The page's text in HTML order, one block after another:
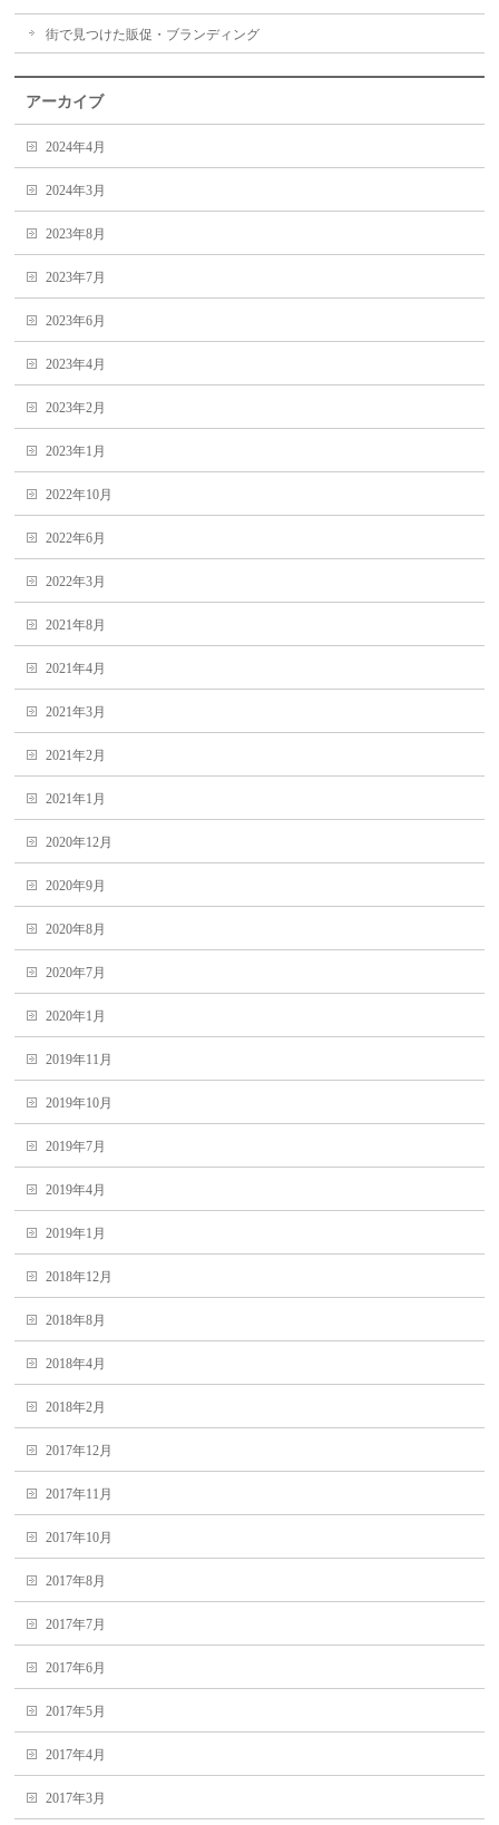
街で見つけた販促・ブランディング
アーカイブ
2024年4月
2024年3月
2023年8月
2023年7月
2023年6月
2023年4月
2023年2月
2023年1月
2022年10月
2022年6月
2022年3月
2021年8月
2021年4月
2021年3月
2021年2月
2021年1月
2020年12月
2020年9月
2020年8月
2020年7月
2020年1月
2019年11月
2019年10月
2019年7月
2019年4月
2019年1月
2018年12月
2018年8月
2018年4月
2018年2月
2017年12月
2017年11月
2017年10月
2017年8月
2017年7月
2017年6月
2017年5月
2017年4月
2017年3月